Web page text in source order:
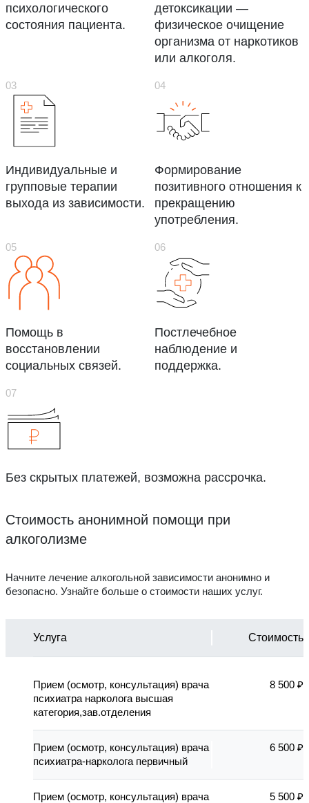
психологического
состояния пациента.
детоксикации —
физическое очищение
организма от наркотиков
или алкоголя.
Индивидуальные и
групповые терапии
выхода из зависимости.
Формирование
позитивного отношения к
прекращению
употребления.
Помощь в
восстановлении
социальных связей.
Постлечебное
наблюдение и
поддержка.
Без скрытых платежей, возможна рассрочка.
Стоимость анонимной помощи при
алкоголизме
Начните лечение алкогольной зависимости анонимно и
безопасно. Узнайте больше о стоимости наших услуг.
Услуга Стоимость
Прием (осмотр, консультация) врача
психиатра нарколога высшая
категория,зав.отделения
8 500 ₽
Прием (осмотр, консультация) врача
психиатра-нарколога первичный
6 500 ₽
Прием (осмотр, консультация) врача
5 500 ₽